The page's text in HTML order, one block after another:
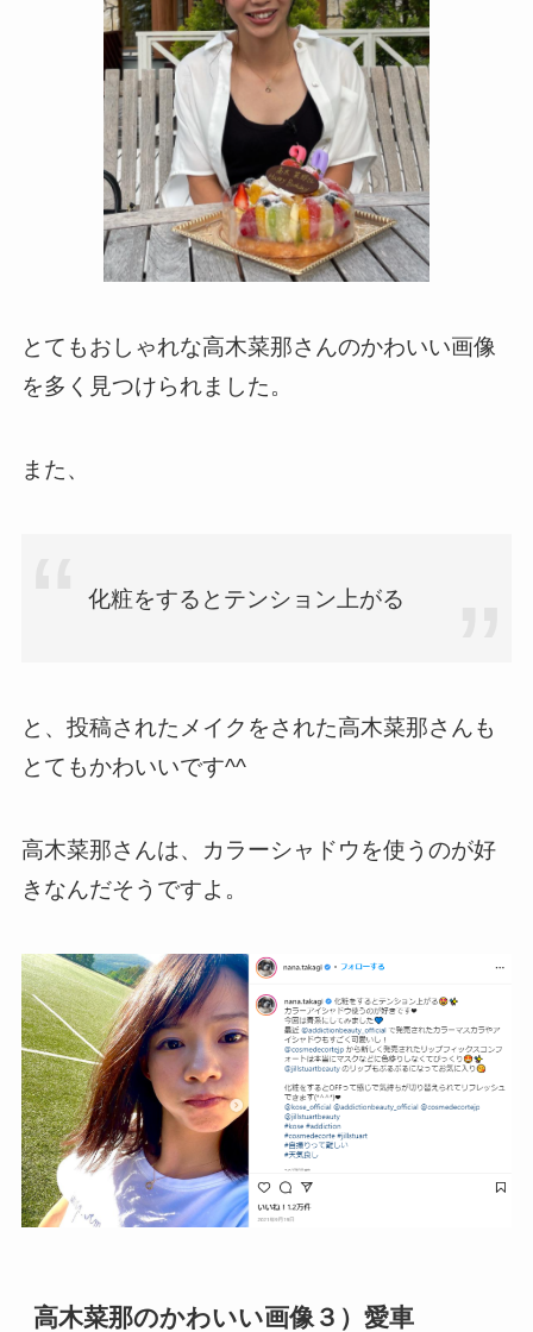
とてもおしゃれな高木菜那さんのかわいい画像
を多く見つけられました。
また、
化粧をするとテンション上がる
と、投稿されたメイクをされた高木菜那さんも
とてもかわいいです^^
高木菜那さんは、カラーシャドウを使うのが好
きなんだそうですよ。
高木菜那のかわいい画像３）愛車